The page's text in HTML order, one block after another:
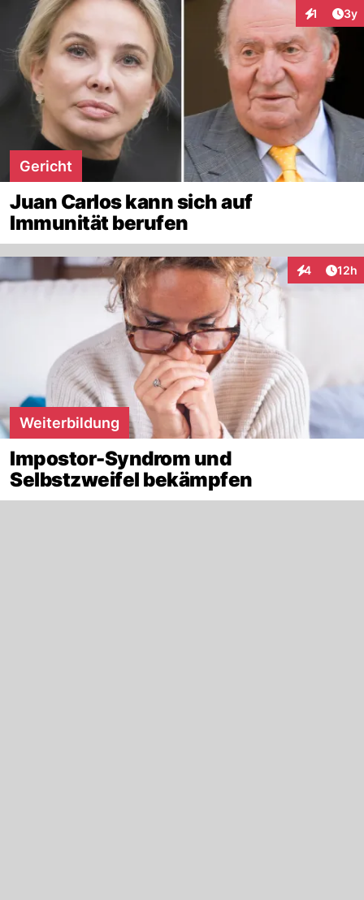
1 3y
Gericht
Juan Carlos kann sich auf
Immunität berufen
4
Interaktionen
12h
Weiterbildung
Impostor-Syndrom und
Selbstzweifel bekämpfen